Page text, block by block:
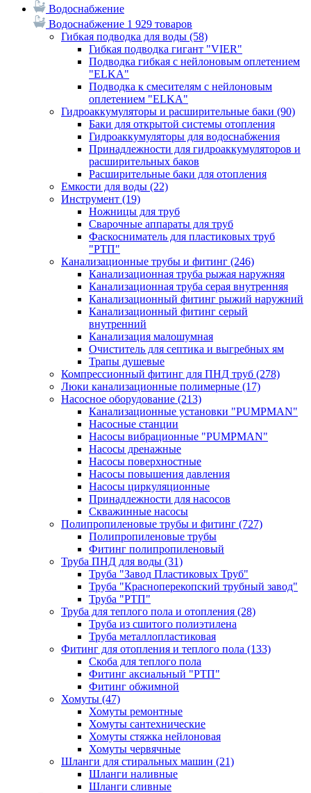
Водоснабжение
Водоснабжение 1 929 товаров
Гибкая подводка для воды (58)
Гибкая подводка гигант "VIER"
Подводка гибкая с нейлоновым оплетением
"ELKA"
Подводка к смесителям с нейлоновым
оплетением "ELKA"
Гидроаккумуляторы и расширительные баки (90)
Баки для открытой системы отопления
Гидроаккумуляторы для водоснабжения
Принадлежности для гидроаккумуляторов и
расширительных баков
Расширительные баки для отопления
Емкости для воды (22)
Инструмент (19)
Ножницы для труб
Сварочные аппараты для труб
Фаскосниматель для пластиковых труб
"РТП"
Канализационные трубы и фитинг (246)
Канализационная труба рыжая наружняя
Канализационная труба серая внутренняя
Канализационный фитинг рыжий наружний
Канализационный фитинг серый
внутренний
Канализация малошумная
Очиститель для септика и выгребных ям
Трапы душевые
Компрессионный фитинг для ПНД труб (278)
Люки канализационные полимерные (17)
Насосное оборудование (213)
Канализационные установки "PUMPMAN"
Насосные станции
Насосы вибрационные "PUMPMAN"
Насосы дренажные
Насосы поверхностные
Насосы повышения давления
Насосы циркуляционные
Принадлежности для насосов
Скважинные насосы
Полипропиленовые трубы и фитинг (727)
Полипропиленовые трубы
Фитинг полипропиленовый
Труба ПНД для воды (31)
Труба "Завод Пластиковых Труб"
Труба "Красноперекопский трубный завод"
Труба "РТП"
Труба для теплого пола и отопления (28)
Труба из сшитого полиэтилена
Труба металлопластиковая
Фитинг для отопления и теплого пола (133)
Скоба для теплого пола
Фитинг аксиальный "РТП"
Фитинг обжимной
Хомуты (47)
Хомуты ремонтные
Хомуты сантехнические
Хомуты стяжка нейлоновая
Хомуты червячные
Шланги для стиральных машин (21)
Шланги наливные
Шланги сливные